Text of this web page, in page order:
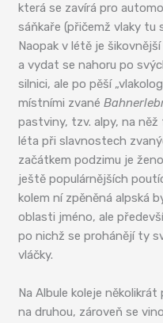
která se zavírá pro
sáňkaře (přičemž vlaky tu
Naopak v létě je
a vydat se nahoru po
silnici, ale po pěší
místními zvané
pastviny, tzv. alpy, na
léta při slavnostech
začátkem podzimu je
ještě populárnějších
kolem ní zpěněná alpská
oblasti jméno, ale
po nichž se prohánějí ty
vláčky.
Na Albule koleje
na druhou, zároveň se